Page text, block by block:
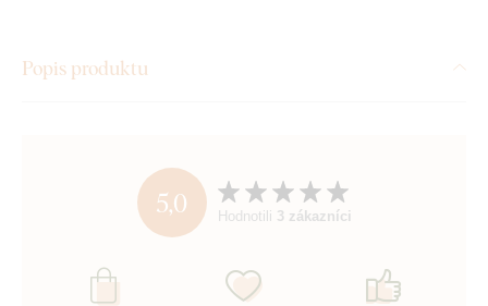
Popis produktu
5,0 Hodnotili 3 zákazníci